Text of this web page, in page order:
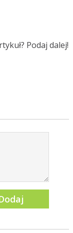
Podaj dalej!